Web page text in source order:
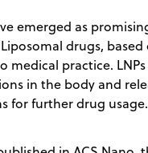
emerged as
drugs, based
medical practice.
in the body and
for further drug usage.